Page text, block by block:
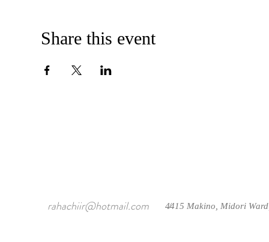
Share this event
rahachiir@hotmail.com /
4415 Makino, Midori